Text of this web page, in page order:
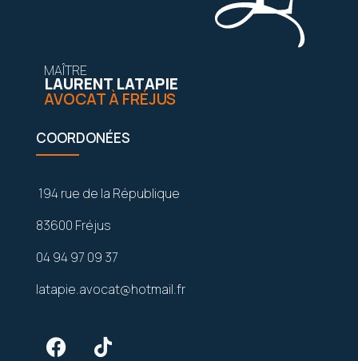
MAÎTRE
LAURENT LATAPIE
AVOCAT À FRÉJUS
COORDONÉES
194 rue de la République
83600 Fréjus
04 94 97 09 37
latapie.avocat@hotmail.fr